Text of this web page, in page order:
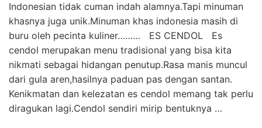
Indonesian tidak cuman indah alamnya.Tapi minuman
khasnya juga unik.Minuman khas indonesia masih di
buru oleh pecinta kuliner……… ES CENDOL Es
cendol merupakan menu tradisional yang bisa kita
nikmati sebagai hidangan penutup.Rasa manis muncul
dari gula aren,hasilnya paduan pas dengan santan.
Kenikmatan dan kelezatan es cendol memang tak perlu
diragukan lagi.Cendol sendiri mirip bentuknya …